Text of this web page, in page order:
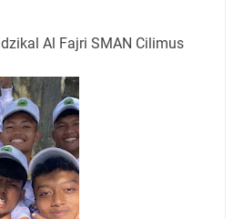
Al Fajri SMAN Cilimus